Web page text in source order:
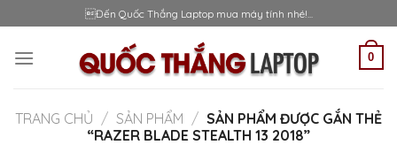
to
content
Đến Quốc Thắng Laptop mua máy tính nhé!...
0
TRANG CHỦ / SẢN PHẨM / SẢN PHẨM ĐƯỢC GẮN THẺ
“RAZER BLADE STEALTH 13 2018”